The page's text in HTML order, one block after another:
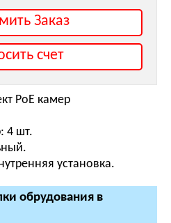
Заказ
счет
PoE камер
4 шт.
установка.
обрудования в